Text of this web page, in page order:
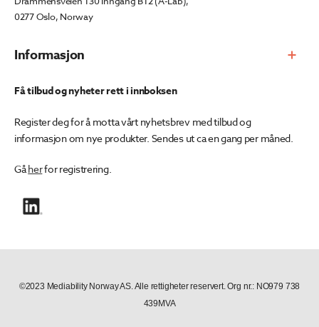
Informasjon
0277 Oslo, Norway
Få tilbud og nyheter rett i innboksen
Register deg for å motta vårt nyhetsbrev med tilbud og
informasjon om nye produkter. Sendes ut ca en gang per måned.
Gåherfor registrering.
©2023 Mediability Norway AS. Alle rettigheter reservert. Org nr.: NO979 738
439MVA